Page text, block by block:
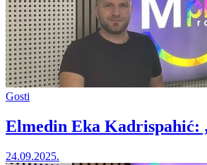
Gosti
Elmedin Eka Kadrispahić:
24.09.2025.